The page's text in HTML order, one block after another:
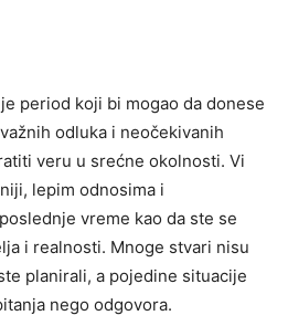
period koji bi mogao da donese
odluka i neočekivanih
veru u srećne okolnosti. Vi
lepim odnosima i
vreme kao da ste se
i realnosti. Mnoge stvari nisu
planirali, a pojedine situacije
nego odgovora.